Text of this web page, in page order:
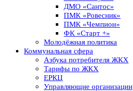
ДМО «Сантос»
ПМК «Ровесник»
ПМК «Чемпион»
ФК «Старт +»
Молодёжная политика
Коммунальная сфера
Азбука потребителя ЖКХ
Тарифы по ЖКХ
ЕРКЦ
Управляющие организации